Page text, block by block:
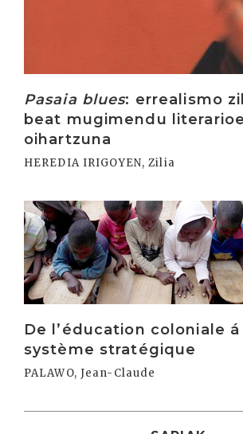
Pasaia blues: errealismo
beat mugimendu
oihartzuna
HEREDIA IRIGOYEN, Zilia
De l’éducation coloniale á
système stratégique
PALAWO, Jean-Claude
Irakurri